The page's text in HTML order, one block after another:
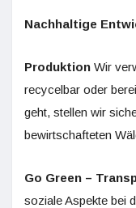
Nachhaltige
Produktion Wir
recycelbar oder
geht, stellen wir
bewirtschafteten
Go Green –
soziale Aspekte bei